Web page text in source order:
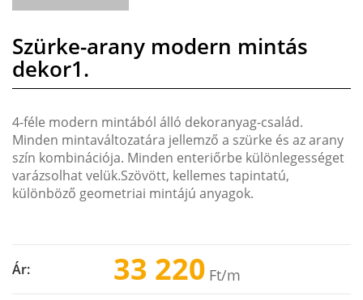
Szürke-arany modern mintás
dekor1.
4-féle modern mintából álló dekoranyag-család.
Minden mintaváltozatára jellemző a szürke és az arany
szín kombinációja. Minden enteriőrbe különlegességet
varázsolhat velük.Szövött, kellemes tapintatú,
különböző geometriai mintájú anyagok.
Ár: 33 220 Ft/m